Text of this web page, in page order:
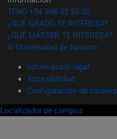
TFNO +34 948 42 56 00
¿QUÉ GRADO TE INTERESA?
¿QUÉ MÁSTER TE INTERESA?
© Universidad de Navarra
Información legal
Accesibilidad
Configuración de cookies
Localizador de campus